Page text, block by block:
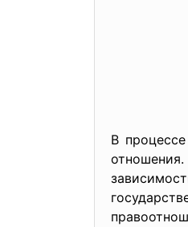
В